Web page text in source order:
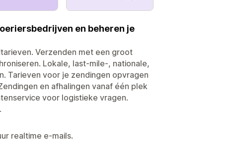
en beheren je
Verzenden met een groot
Lokale, last-mile-, nationale,
Tarieven voor je zendingen opvragen
en afhalingen vanaf één plek
voor logistieke vragen.
realtime e-mails.